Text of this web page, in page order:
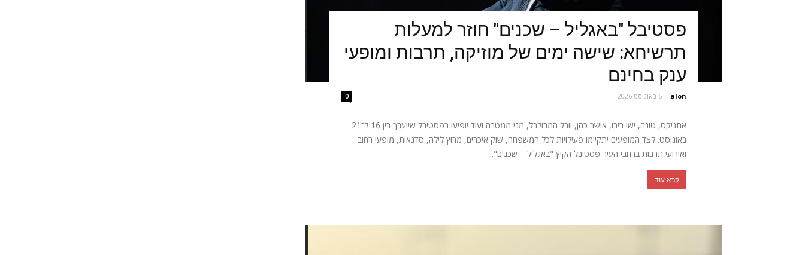
פסטיבל "באגליל – שכנים" חוזר למעלות
תרשיחא: שישה ימים של מוזיקה, תרבות ומופעי
ענק בחינם
alon
- 6 באוגוסט 2026 0
אתניקס, טונה, ישי ריבו, אושר כהן, יובל המבולבל, מני ממטרה ועוד יופיעו בפסטיבל שייערך בין 16 ל־21
באוגוסט. לצד המופעים יתקיימו פעילויות לכל המשפחה, שוק איכרים, מרוץ לילה, סדנאות, מופעי רחוב
ואירועי תרבות ברחבי העיר פסטיבל הקיץ "באגליל – שכנים"...
קרא עוד